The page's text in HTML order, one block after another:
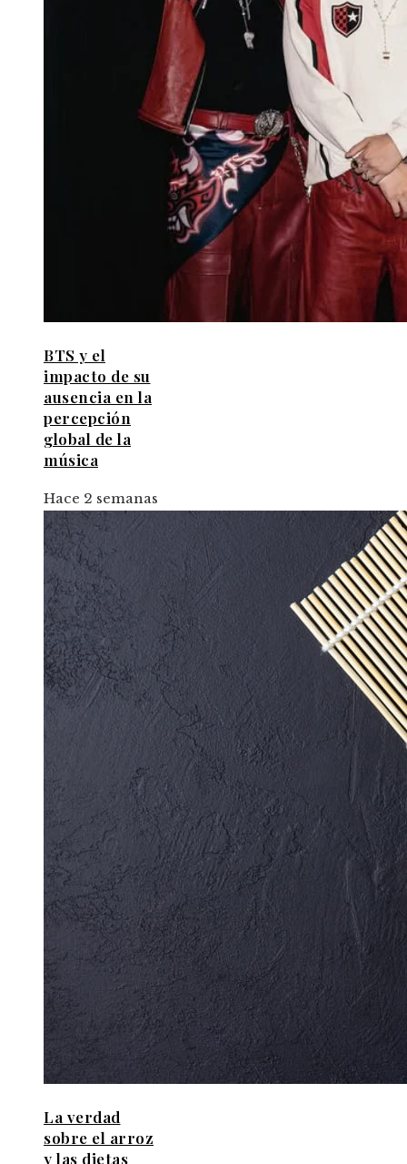
BTS y el
impacto de su
ausencia en la
percepción
global de la
música
Hace 2 semanas
La verdad
sobre el arroz
y las dietas